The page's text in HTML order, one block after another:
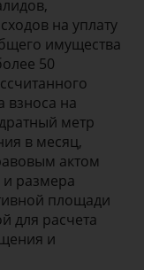
на уплату
имущества
50
взноса на
метр
в месяц,
актом
и размера
площади
для расчета
и